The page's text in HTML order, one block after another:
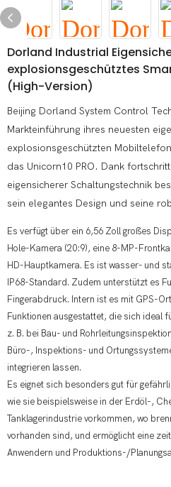
Dorland Industrial
explosionsgeschütztes
(High-Version)
Beijing Dorland System Control
Markteinführung ihres neuesten
explosionsgeschützten
das Unicorn10 PRO. Dank
eigensicherer Schaltungstechnik
sein elegantes Design und seine
Es verfügt über ein 6,56 Zoll großes
Hole-Kamera (20:9), eine 8-MP-
HD-Hauptkamera. Es ist wasser- und
IP68-Standard. Zudem unterstützt es
Fingerabdruck. Intern ist es mit GPS-
Funktionen ausgestattet, die sich ideal
z. B. bei Bau- und
Büro-, Inspektions- und
integrieren lassen.
Es eignet sich besonders gut für
wie sie beispielsweise in der Erdöl-,
Tanklagerindustrie vorkommen, wo
vorhanden sind, und ermöglicht eine
Anwendern und Produktions-/